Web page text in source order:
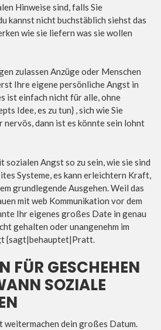
Hinweise sind, falls Sie
kannst nicht buchstäblich siehst das
wie sie liefern was sie wollen
zulassen Anzüge oder Menschen
Ihre eigene persönliche Angst in
ist einfach nicht für alle, ohne
Idee, es zu tun} , sich wie Sie
nervös, dann ist es könnte sein lohnt
sozialen Angst so zu sein, wie sie sind
Systeme, es kann erleichtern Kraft,
grundlegende Ausgehen. Weil das
mit web Kommunikation vor dem
Ihr eigenes großes Date in genau
gehalten oder unangenehm im
{sagt|behauptet|Pratt.
FÜR GESCHEHEN
SOZIALE
weitermachen dein großes Datum.